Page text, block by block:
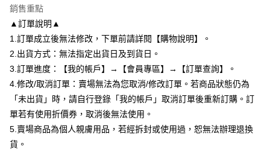
帳／街口支付／iPASS MONEY」等通路繳費。
【注意事項】
1.本服務係由「台灣大哥大股份有限公司」（以下簡稱本公司）所提供，讓
用戶於交易時，得透過本服務購買商品或服務，並由商店將買賣／分期付款
買賣價金債權讓與本公司後，依約使用本公司帳單繳交帳款。
資料（包含姓名、電話或地址）提供予台灣大哥大進項蒐集、處理及利用，
由本公司與您本人進行分期帳單所需資料之確認、核對及更正。
3.完整用戶服務條款，請詳閱以下連結：https://oppay.tw/userRule
結帳頁面，進行簡訊認證並確認金額後，即可完成結帳。
３．收到繳費通知簡訊後14天內，點擊此簡訊中的連結，可透過四大超商／
ATM／網路銀行／等多元方式進行付款，方視為交易完成。
※ 請注意：結帳手續完成當下不需立刻繳費，但若您需要取消訂單，請聯絡
購買商品的店家。未經商家同意取消之訂單仍視為有效，需透過AFTEE先享
後付繳納相關費用。
※ 交易是否成功請以「AFTEE先享後付 」之結帳頁面顯示為準，若有關於
是否繳費成功／繳費後需取消欲退款等相關疑問，請聯繫「AFTEE先享後付
客戶支援中心」
https://netprotections.freshdesk.com/support/home
【注意事項】
易，需依本服務之必要範圍內提供個人資料，並將交易相關給付款項請求債
付款後全家取貨
每筆NT$80，滿NT$699(含以上)免運費
7-11付款取貨
每筆NT$80，滿NT$699(含以上)免運費
付款後7-11取貨
每筆NT$80，滿NT$699(含以上)免運費
宅配
銷售重點
▲訂單說明▲
1.訂單成立後無法修改，下單前請詳閱【購物說明】。
2.出貨方式：無法指定出貨日及到貨日。
3.訂單進度：【我的帳戶】→【會員專區】→【訂單查詢】。
4.修改/取消訂單：賣場無法為您取消/修改訂單。若商品狀態仍為
「未出貨」時，請自行登錄「我的帳戶」取消訂單後重新訂購。訂
單若有使用折價券，取消後無法使用。
5.賣場商品為個人親膚用品，若經拆封或使用過，恕無法辦理退換
貨。